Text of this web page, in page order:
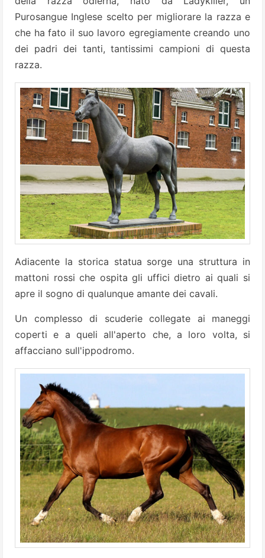
Purosangue Inglese scelto per migliorare la razza e
che ha fato il suo lavoro egregiamente creando uno
dei padri dei tanti, tantissimi campioni di questa
razza.
Adiacente la storica statua sorge una struttura in
mattoni rossi che ospita gli uffici dietro ai quali si
apre il sogno di qualunque amante dei cavali.
Un complesso di scuderie collegate ai maneggi
coperti e a queli all'aperto che, a loro volta, si
affacciano sull'ippodromo.